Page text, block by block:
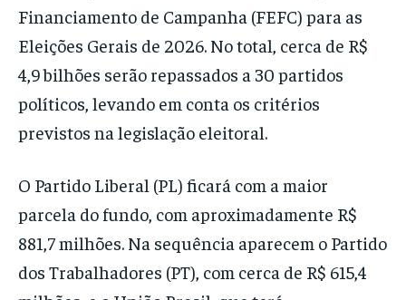
Financiamento de Campanha (FEFC) para as
Eleições Gerais de 2026. No total, cerca de R$
4,9 bilhões serão repassados a 30 partidos
políticos, levando em conta os critérios
previstos na legislação eleitoral.
O Partido Liberal (PL) ficará com a maior
parcela do fundo, com aproximadamente R$
881,7 milhões. Na sequência aparecem o Partido
dos Trabalhadores (PT), com cerca de R$ 615,4